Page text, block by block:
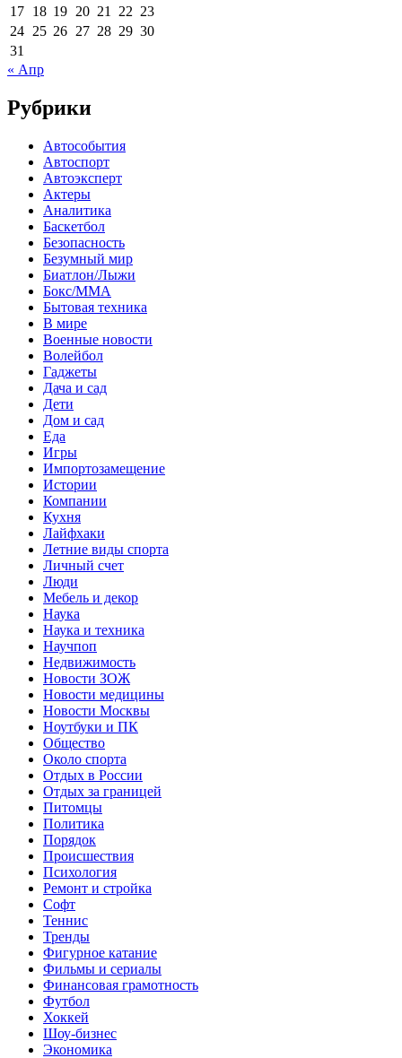
17 18 19 20 21 22 23
24 25 26 27 28 29 30
31
« Апр
Рубрики
Автособытия
Автоспорт
Автоэксперт
Актеры
Аналитика
Баскетбол
Безопасность
Безумный мир
Биатлон/Лыжи
Бокс/MMA
Бытовая техника
В мире
Военные новости
Волейбол
Гаджеты
Дача и сад
Дети
Дом и сад
Еда
Игры
Импортозамещение
Истории
Компании
Кухня
Лайфхаки
Летние виды спорта
Личный счет
Люди
Мебель и декор
Наука
Наука и техника
Научпоп
Недвижимость
Новости ЗОЖ
Новости медицины
Новости Москвы
Ноутбуки и ПК
Общество
Около спорта
Отдых в России
Отдых за границей
Питомцы
Политика
Порядок
Происшествия
Психология
Ремонт и стройка
Софт
Теннис
Тренды
Фигурное катание
Фильмы и сериалы
Финансовая грамотность
Футбол
Хоккей
Шоу-бизнес
Экономика